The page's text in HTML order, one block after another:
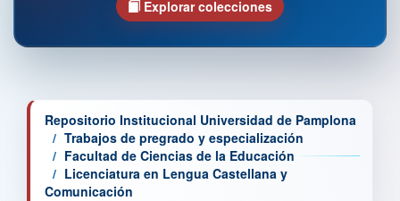
Explorar colecciones
Repositorio Institucional Universidad de Pamplona
Trabajos de pregrado y especialización
Facultad de Ciencias de la Educación
Licenciatura en Lengua Castellana y
Comunicación